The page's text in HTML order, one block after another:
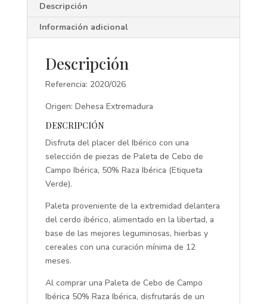
Béridico
Descripción
Información adicional
Descripción
Referencia: 2020/026
Origen: Dehesa Extremadura
DESCRIPCIÓN
Disfruta del placer del Ibérico con una
selección de piezas de Paleta de Cebo de
Campo Ibérica, 50% Raza Ibérica (Etiqueta
Verde).
Paleta proveniente de la extremidad delantera
del cerdo ibérico, alimentado en la libertad, a
base de las mejores leguminosas, hierbas y
cereales con una curación mínima de 12
meses.
Al comprar una Paleta de Cebo de Campo
Ibérica 50% Raza Ibérica, disfrutarás de un